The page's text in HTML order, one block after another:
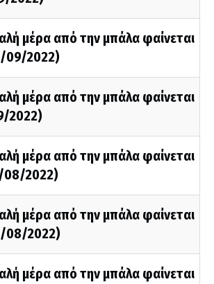
μέρα από την μπάλα φαίνεται
09/2022)
μέρα από την μπάλα φαίνεται
2022)
μέρα από την μπάλα φαίνεται
08/2022)
μέρα από την μπάλα φαίνεται
08/2022)
μέρα από την μπάλα φαίνεται